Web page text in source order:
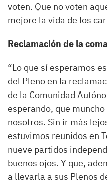
voten. Que no voten
mejore la vida de los
Reclamación de la
“Lo que sí esperamos
del Pleno en la
de la Comunidad
esperando, que
nosotros. Sin ir más
estuvimos reunidos en
nueve partidos
buenos ojos. Y que,
a llevarla a sus Plenos